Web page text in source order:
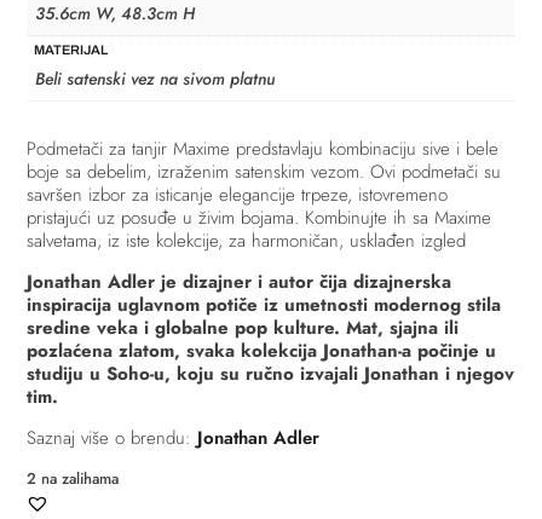
35.6cm W, 48.3cm H
MATERIJAL
Beli satenski vez na sivom platnu
Podmetači za tanjir Maxime predstavlaju kombinaciju sive i bele
boje sa debelim, izraženim satenskim vezom. Ovi podmetači su
savršen izbor za isticanje elegancije trpeze, istovremeno
pristajući uz posuđe u živim bojama. Kombinujte ih sa Maxime
salvetama, iz iste kolekcije, za harmoničan, usklađen izgled
Jonathan Adler je dizajner i autor čija dizajnerska
inspiracija uglavnom potiče iz umetnosti modernog stila
sredine veka i globalne pop kulture. Mat, sjajna ili
pozlaćena zlatom, svaka kolekcija Jonathan-a počinje u
studiju u Soho-u, koju su ručno izvajali Jonathan i njegov
tim.
Saznaj više o brendu: Jonathan Adler
2 na zalihama